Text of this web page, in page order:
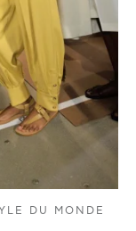
DU MONDE